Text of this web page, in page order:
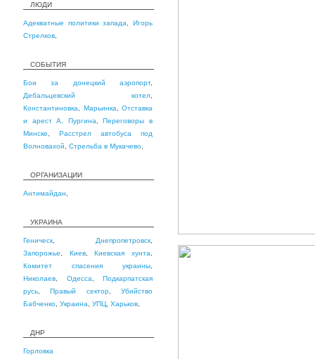
ЛЮДИ
Адекватные политики запада ,Игорь
Стрелков
СОБЫТИЯ
Бои за донецкий аэропорт,
Дебальцевский котел
Константиновка
Марьинка
Отставка
и арест А. Пургина ,Переговоры в
Минске
Расстрел автобуса под
Волновахой
Стрельба в Мукачево
ОРГАНИЗАЦИИ
Антимайдан
УКРАИНА
Геническ Днепропетровск
Запорожье
Киев,Киевская хунта
Комитет спасения украины
Николаев
Одесса
Подкарпатская
русь ,Правый сектор,Убийство
Бабченко Украина УПЦ Харьков
ДНР
Горловка